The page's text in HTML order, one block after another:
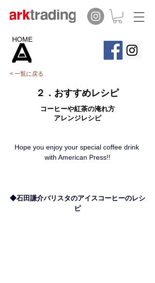
HOME
< 一覧に戻る
２．おすすめレシピ
コーヒーや紅茶の淹れ方
アレンジレシピ
Hope you enjoy your special coffee drink
with American Press!!
◆石田謙介バリスタのアイスコーヒーのレシ
ピ